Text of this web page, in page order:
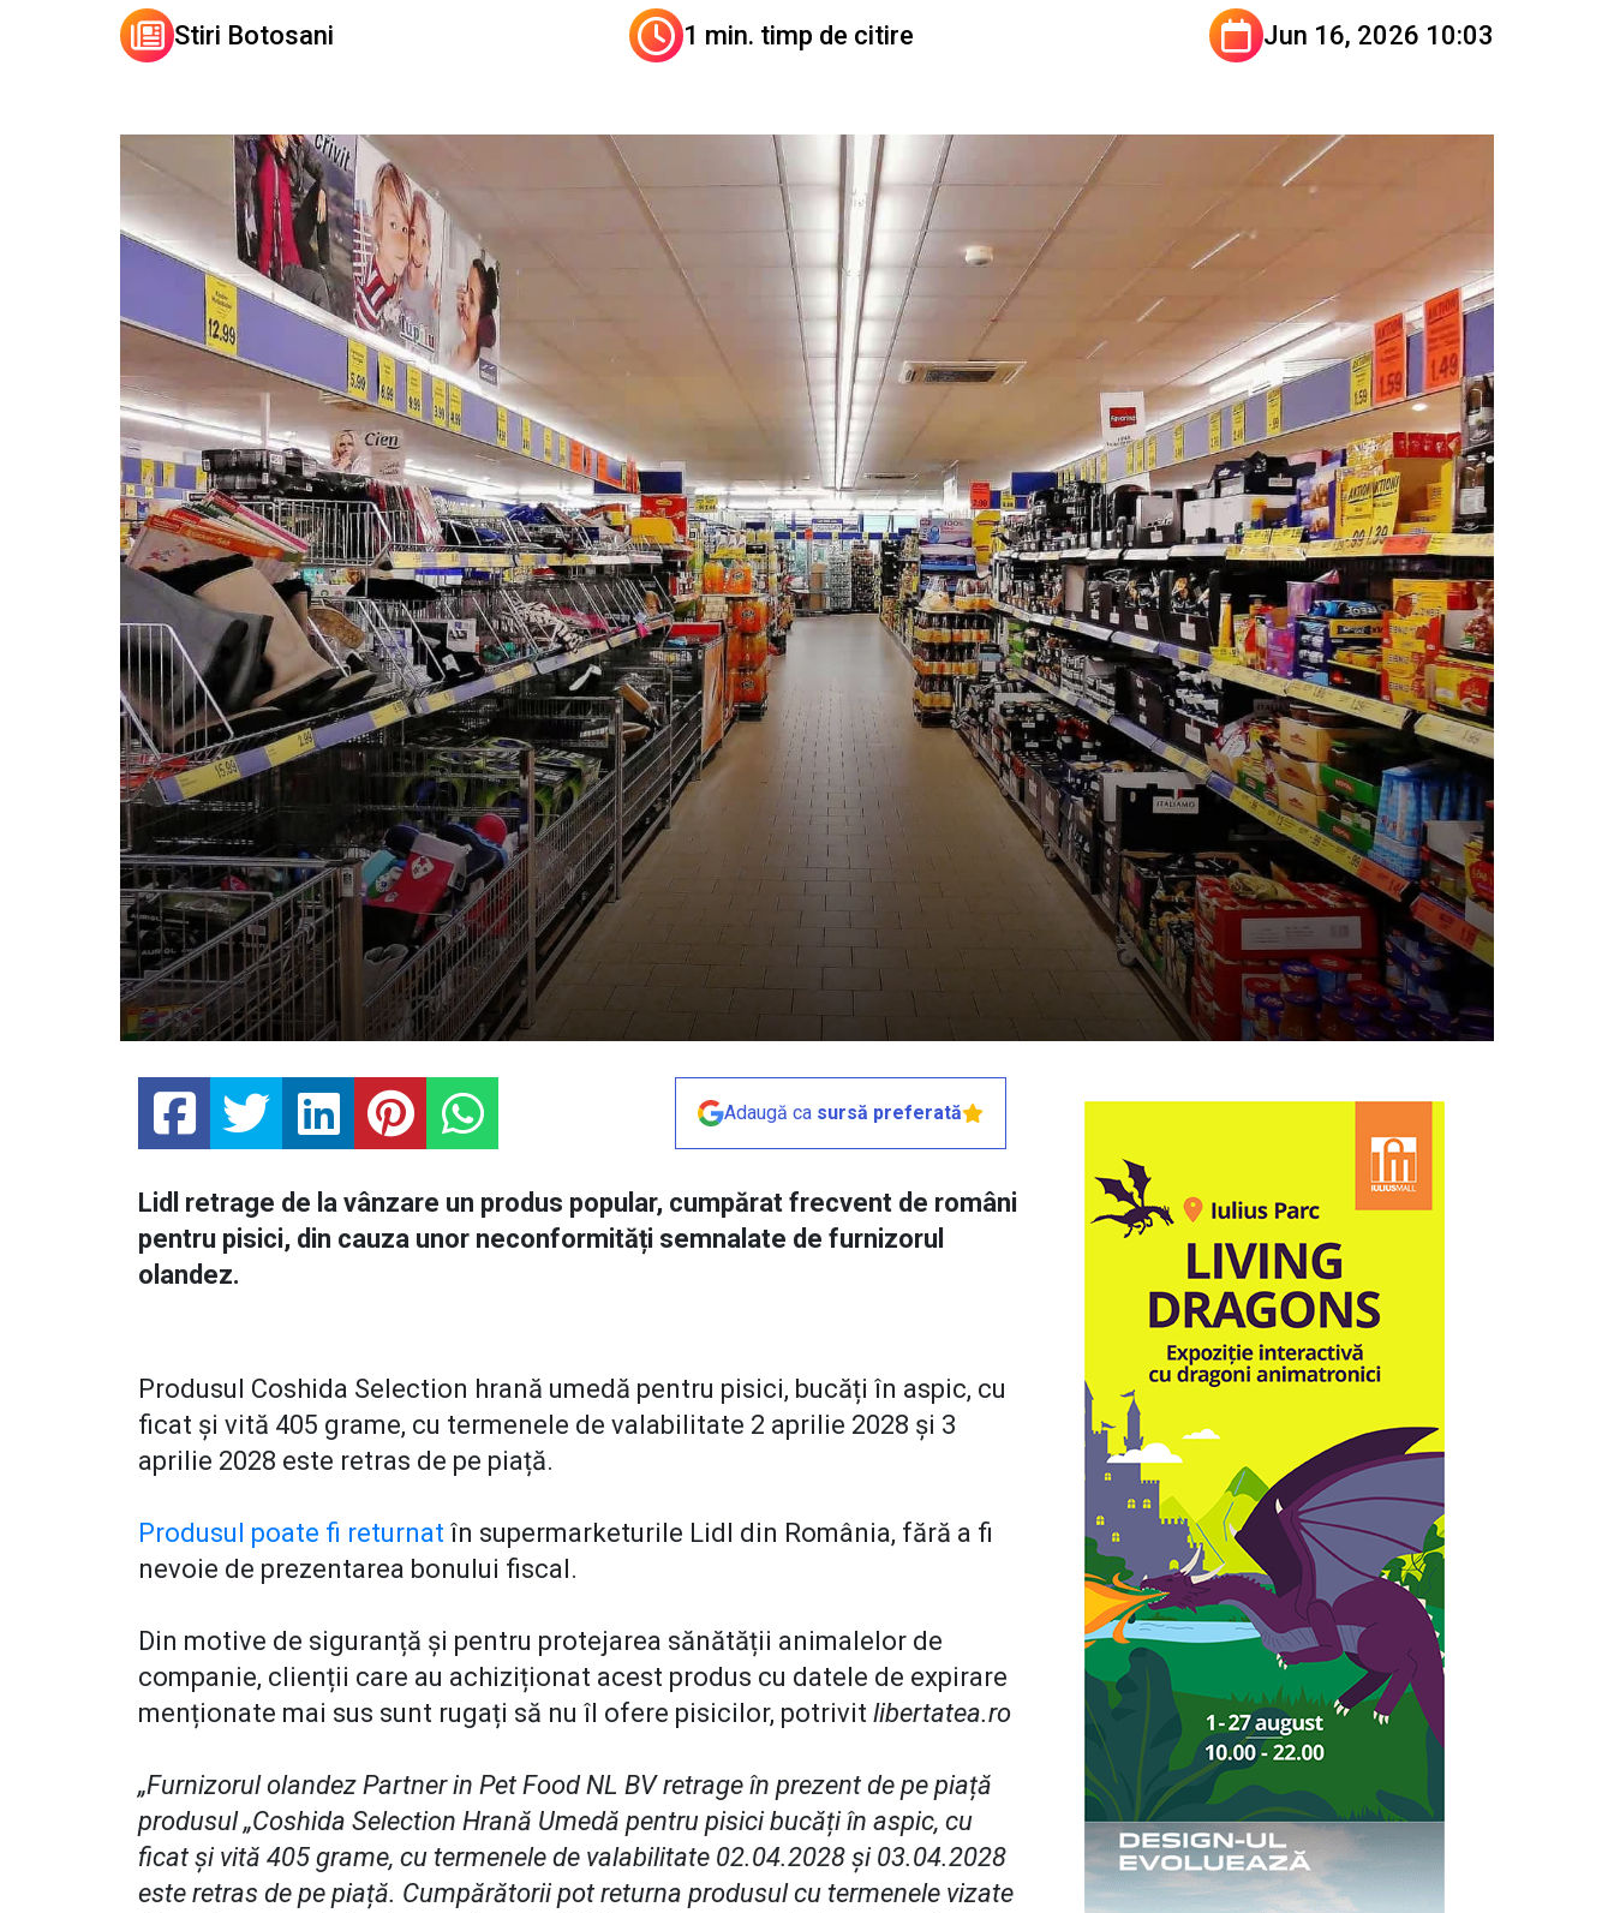
Stiri Botosani 1 min. timp de citire Jun 16, 2026 10:03
Adaugă ca sursă preferată
Lidl retrage de la vânzare un produs popular, cumpărat frecvent de români
pentru pisici, din cauza unor neconformități semnalate de furnizorul
olandez.
Produsul Coshida Selection hrană umedă pentru pisici, bucăți în aspic, cu
ficat și vită 405 grame, cu termenele de valabilitate 2 aprilie 2028 și 3
aprilie 2028 este retras de pe piață.
Produsul poate fi returnat în supermarketurile Lidl din România, fără a fi
nevoie de prezentarea bonului fiscal.
Din motive de siguranță și pentru protejarea sănătății animalelor de
companie, clienții care au achiziționat acest produs cu datele de expirare
menționate mai sus sunt rugați să nu îl ofere pisicilor, potrivit libertatea.ro
„Furnizorul olandez Partner in Pet Food NL BV retrage în prezent de pe piață
produsul „Coshida Selection Hrană Umedă pentru pisici bucăți în aspic, cu
ficat și vită 405 grame, cu termenele de valabilitate 02.04.2028 și 03.04.2028
este retras de pe piață. Cumpărătorii pot returna produsul cu termenele vizate